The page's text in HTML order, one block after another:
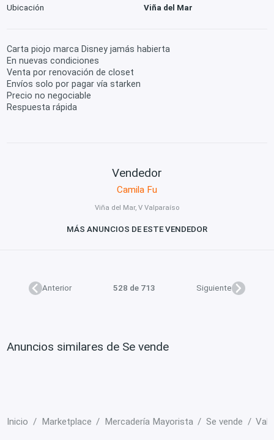
Ubicación
Viña del Mar
Carta piojo marca Disney jamás habierta
En nuevas condiciones
Venta por renovación de closet
Envíos solo por pagar vía starken
Precio no negociable
Respuesta rápida
Vendedor
Camila Fu
Viña del Mar, V Valparaíso
MÁS ANUNCIOS DE ESTE VENDEDOR
Anterior 528 de 713 Siguiente
Anuncios similares de Se vende
Inicio Marketplace Mercadería Mayorista Se vende